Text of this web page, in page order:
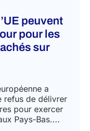
peuvent
pour les
sur
a
refus de délivrer
pour exercer
Pays-Bas....